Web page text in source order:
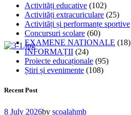
Activități educative (102)
Activități extracuriculare (25)
Activități și performanțe sportive
Concursuri scolare (60)
EXAMENE NATIONALE (18)
INFORMAȚII (24)
Proiecte educaționale (95)
Știri și evenimente (108)
Recent Post
8 July 2026by scoalahmb